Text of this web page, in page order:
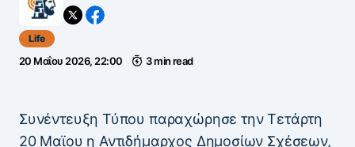
Life
20 Μαΐου 2026, 22:00 3 min read
Συνέντευξη Τύπου παραχώρησε την Τετάρτη
20 Μαϊου η Αντιδήμαρχος Δημοσίων Σχέσεων,